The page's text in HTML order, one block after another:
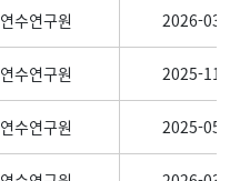
연수연구원 2026-03-01
연수연구원 2025-11-01
연수연구원 2025-05-01